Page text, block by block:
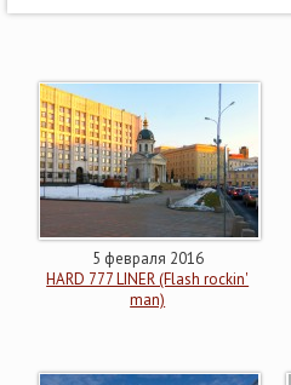
5 февраля 2016
HARD 777 LINER (Flash rockin'
man)